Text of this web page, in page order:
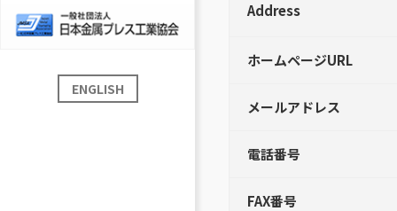
ENGLISH
Address
ホームページURL
メールアドレス
電話番号
FAX番号